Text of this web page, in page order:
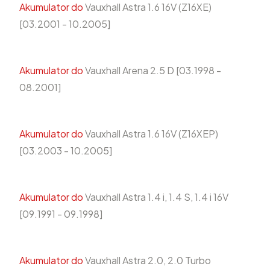
Akumulator doVauxhall Astra 1.6 16V (Z16XE)
[03.2001 - 10.2005]
Akumulator doVauxhall Arena 2.5 D [03.1998 -
08.2001]
Akumulator doVauxhall Astra 1.6 16V (Z16XEP)
[03.2003 - 10.2005]
Akumulator doVauxhall Astra 1.4 i, 1.4 S, 1.4 i 16V
[09.1991 - 09.1998]
Akumulator doVauxhall Astra 2.0, 2.0 Turbo